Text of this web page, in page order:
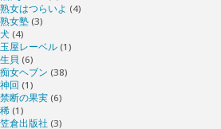
熟女はつらいよ (4)
熟女塾 (3)
犬 (4)
玉屋レーベル (1)
生貝 (6)
痴女ヘブン (38)
神回 (1)
禁断の果実 (6)
稀 (1)
笠倉出版社 (3)